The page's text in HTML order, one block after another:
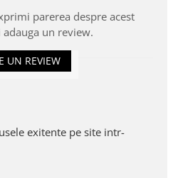
parerea despre acest
un review.
UN REVIEW
exitente pe site intr-